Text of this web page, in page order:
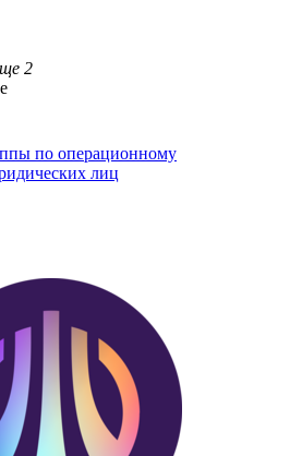
2
по операционному
лиц